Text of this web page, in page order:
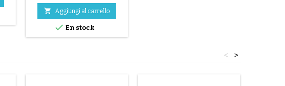
 Aggiungi al carrello
 En stock
>
<